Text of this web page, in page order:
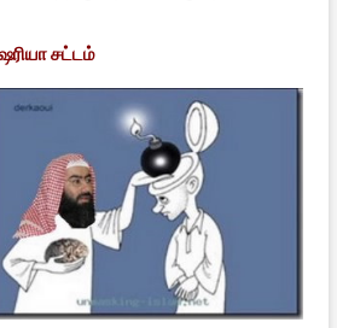
சட்டம்